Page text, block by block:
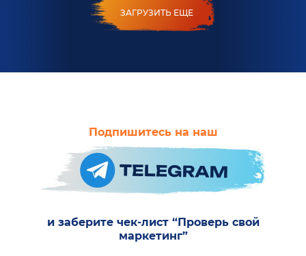
ЗАГРУЗИТЬ ЕЩЕ
Подпишитесь на наш
и заберите чек-лист “Проверь свой
маркетинг”